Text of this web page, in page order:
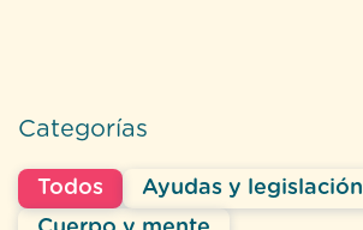
Categorías
Todos Ayudas y legislación